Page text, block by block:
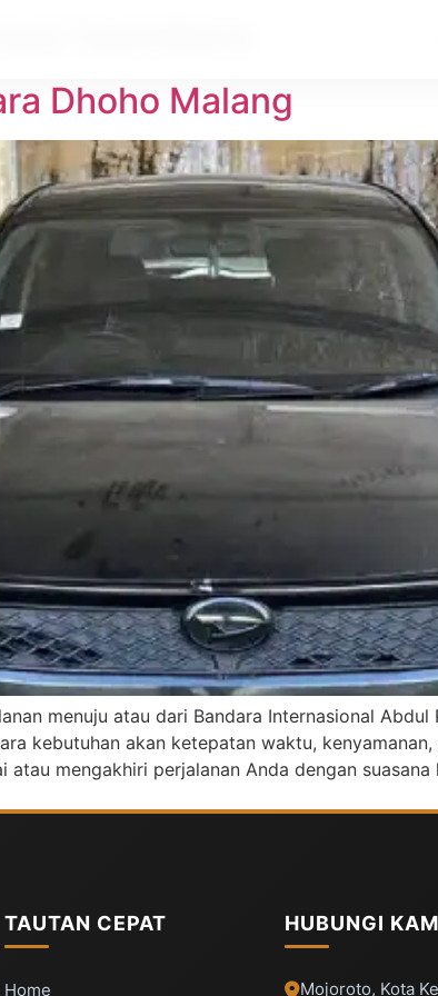
bandara
Dhoho Malang
menuju atau dari Bandara Internasional Abdul
kebutuhan akan ketepatan waktu,
mengakhiri perjalanan Anda dengan
TAUTAN CEPAT
Home
HUBUNGI
Mojoroto, Kota